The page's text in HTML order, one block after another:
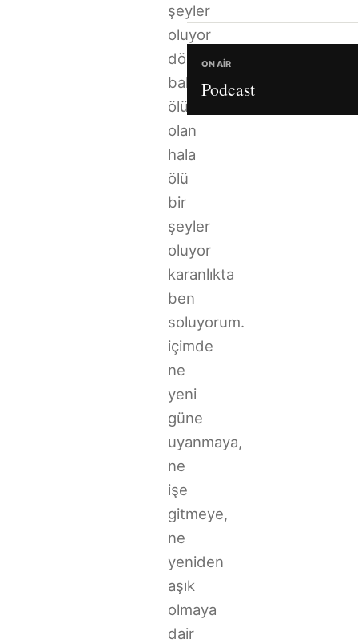
şeyler
oluyor
dönüp
bakıyorum
ölü
olan
hala
ölü
bir
şeyler
oluyor
karanlıkta
ben
soluyorum.
içimde
ne
yeni
güne
uyanmaya,
ne
işe
gitmeye,
ne
yeniden
aşık
olmaya
dair
ON AIR
Podcast